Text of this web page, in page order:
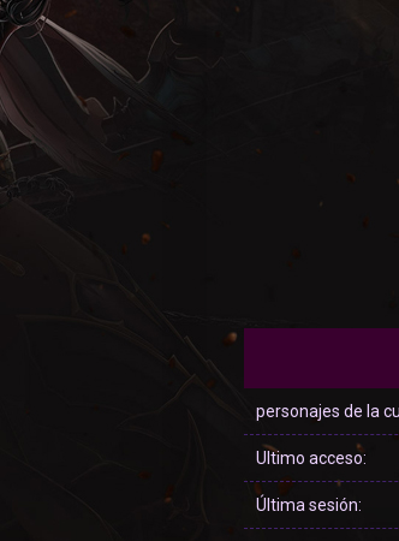
personajes de la
Ultimo acceso:
Última sesión: